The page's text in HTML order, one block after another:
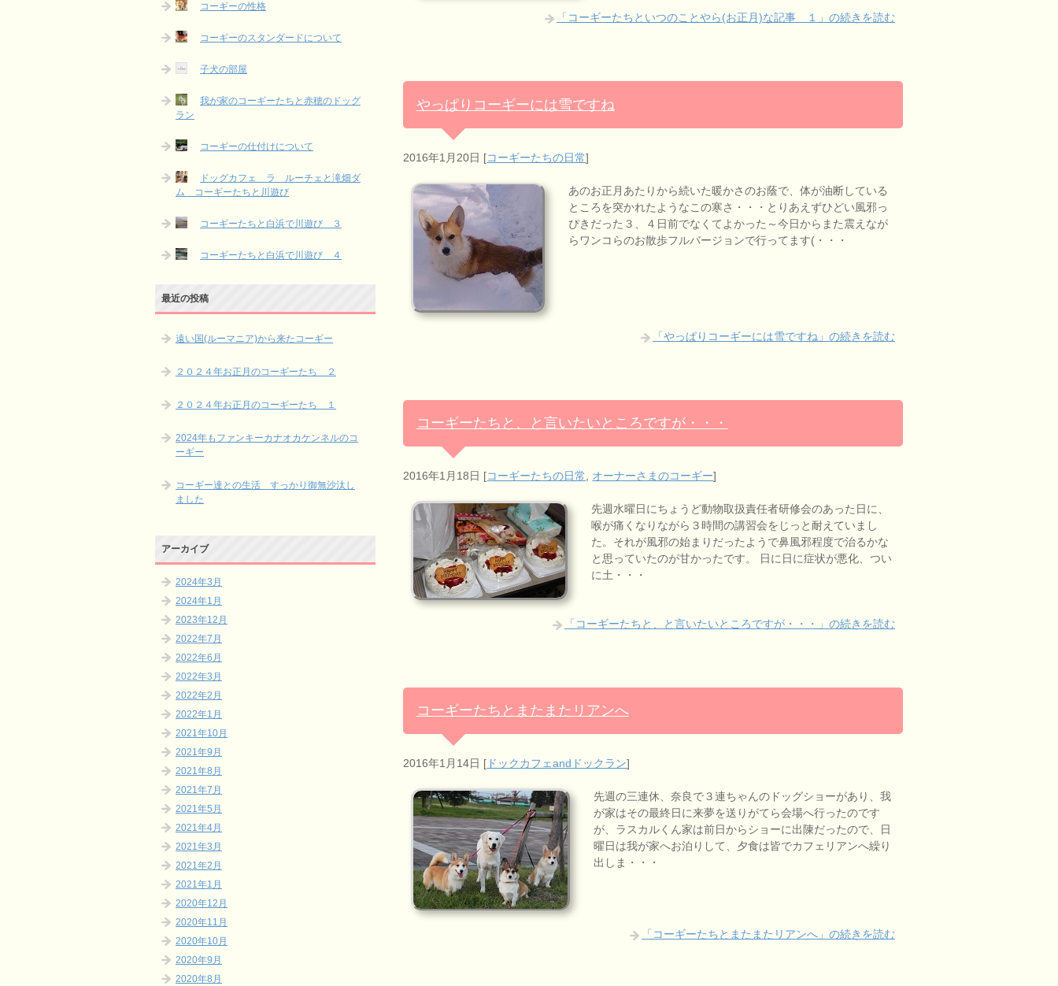
「コーギーたちといつのことやら(お正月)な記事 １」の続きを読む
やっぱりコーギーには雪ですね
2016年1月20日 [コーギーたちの日常]
あのお正月あたりから続いた暖かさのお蔭で、体が油断している
ところを突かれたようなこの寒さ・・・とりあえずひどい風邪っ
ぴきだった３、４日前でなくてよかった～今日からまた震えなが
らワンコらのお散歩フルバージョンで行ってます(・・・
「やっぱりコーギーには雪ですね」の続きを読む
コーギーたちと、と言いたいところですが・・・
2016年1月18日 [コーギーたちの日常, オーナーさまのコーギー]
先週水曜日にちょうど動物取扱責任者研修会のあった日に、
喉が痛くなりながら３時間の講習会をじっと耐えていまし
た。それが風邪の始まりだったようで鼻風邪程度で治るかな
と思っていたのが甘かったです。 日に日に症状が悪化、つい
に土・・・
「コーギーたちと、と言いたいところですが・・・」の続きを読む
コーギーたちとまたまたリアンへ
2016年1月14日 [ ドックカフェandドックラン]
先週の三連休、奈良で３連ちゃんのドッグショーがあり、我
が家はその最終日に来夢を送りがてら会場へ行ったのです
が、ラスカルくん家は前日からショーに出陳だったので、日
曜日は我が家へお泊りして、夕食は皆でカフェリアンへ繰り
出しま・・・
「コーギーたちとまたまたリアンへ」の続きを読む
コーギーの性格
コーギーのスタンダードについて
子犬の部屋
我が家のコーギーたちと赤穂のドッグ
ラン
コーギーの仕付けについて
ドッグカフェ ラ ルーチェと滝畑ダ
ム コーギーたちと川遊び
コーギーたちと白浜で川遊び ３
コーギーたちと白浜で川遊び ４
最近の投稿
遠い国(ルーマニア)から来たコーギー
２０２４年お正月のコーギーたち ２
２０２４年お正月のコーギーたち １
2024年もファンキーカナオカケンネルのコ
ーギー
コーギー達との生活 すっかり御無沙汰し
ました
アーカイブ
2024年3月
2024年1月
2023年12月
2022年7月
2022年6月
2022年3月
2022年2月
2022年1月
2021年10月
2021年9月
2021年8月
2021年7月
2021年5月
2021年4月
2021年3月
2021年2月
2021年1月
2020年12月
2020年11月
2020年10月
2020年9月
2020年8月